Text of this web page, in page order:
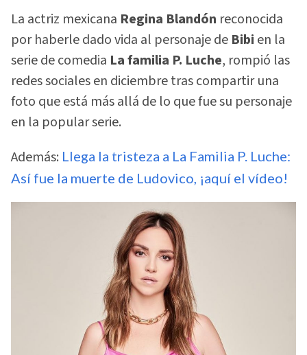
La actriz mexicana Regina Blandón reconocida
por haberle dado vida al personaje de Bibi en la
serie de comedia La familia P. Luche, rompió las
redes sociales en diciembre tras compartir una
foto que está más allá de lo que fue su personaje
en la popular serie.
Además: Llega la tristeza a La Familia P. Luche:
Así fue la muerte de Ludovico, ¡aquí el vídeo!